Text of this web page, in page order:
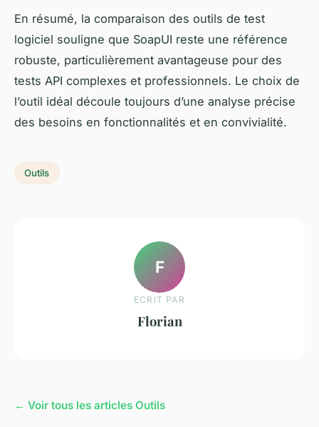
En résumé, la comparaison des outils de test
logiciel souligne que SoapUI reste une référence
robuste, particulièrement avantageuse pour des
tests API complexes et professionnels. Le choix de
l’outil idéal découle toujours d’une analyse précise
des besoins en fonctionnalités et en convivialité.
Outils
F
ECRIT PAR
Florian
← Voir tous les articles Outils